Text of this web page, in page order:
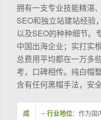
拥有一支专业技能精湛
SEO和独立站建站经验
以及SEO的种种细节。
中国出海企业；实打实
总费用平均都在一万多
考，口碑相传。纯白帽
含有任何黑帽手法，安
成
–行业地位：作为国